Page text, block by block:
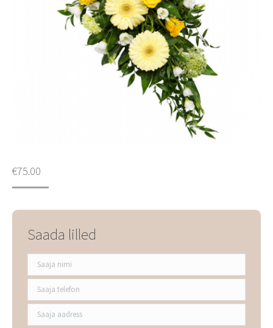
€75.00
Saada lilled